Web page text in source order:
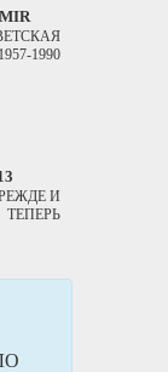
1990
И
ТЕПЕРЬ